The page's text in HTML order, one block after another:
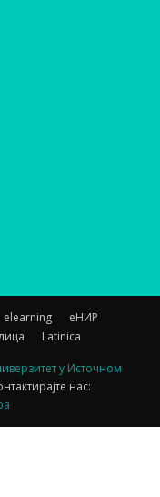
elearning
еНИР
Latinica
у Источном
нас: